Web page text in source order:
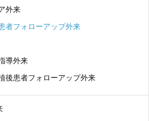
フロアマップ
院基金についてご寄付のお願い
外来
者フォローアップ外来
導外来
後患者フォローアップ外来